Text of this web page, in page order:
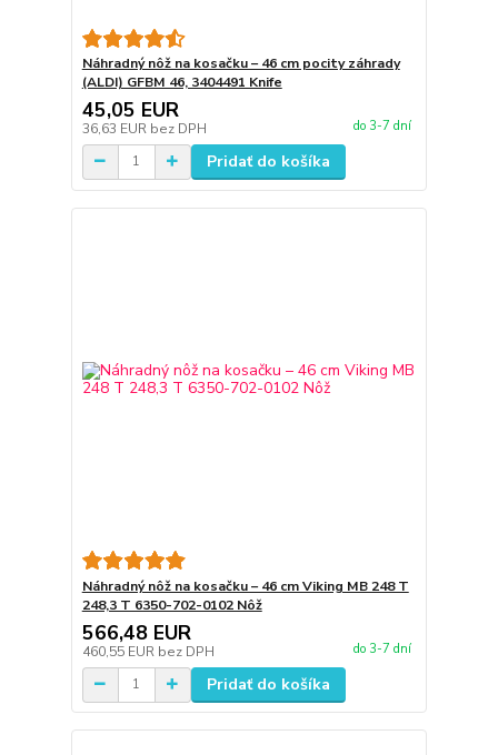
Náhradný nôž na kosačku – 46 cm pocity záhrady
(ALDI) GFBM 46, 3404491 Knife
45,05 EUR
36,63 EUR bez DPH do 3-7 dní
Pridať do košíka
Náhradný nôž na kosačku – 46 cm Viking MB 248 T
248,3 T 6350-702-0102 Nôž
566,48 EUR
460,55 EUR bez DPH do 3-7 dní
Pridať do košíka